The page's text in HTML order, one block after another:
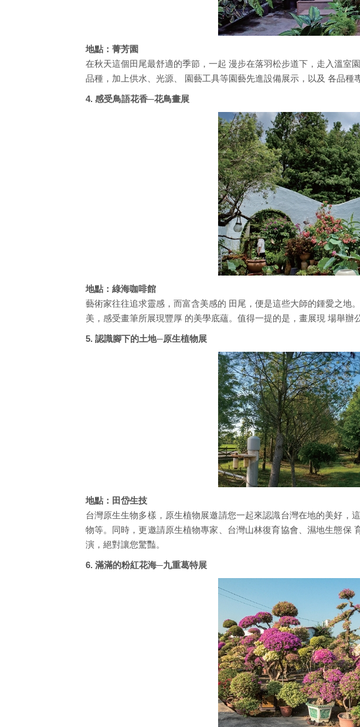
地點：菁芳園
在秋天這個田尾最舒適的季節，一起 漫步在落羽松步道下，走入溫
品種，加上供水、光源、 園藝工具等園藝先進設備展示，以及 各品種
4. 感受鳥語花香─花鳥畫展
地點：綠海咖啡館
藝術家往往追求靈感，而富含美感的 田尾，便是這些大師的鍾愛之地
美，感受畫筆所展現豐厚 的美學底蘊。值得一提的是，畫展現 場舉辦
5. 認識腳下的土地─原生植物展
地點：田岱生技
台灣原生生物多樣，原生植物展邀請您一起來認識台灣在地的美好
物等。同時，更邀請原生植物專家、台灣山林復育協會、濕地生態保
演，絕對讓您驚豔。
6. 滿滿的粉紅花海─九重葛特展